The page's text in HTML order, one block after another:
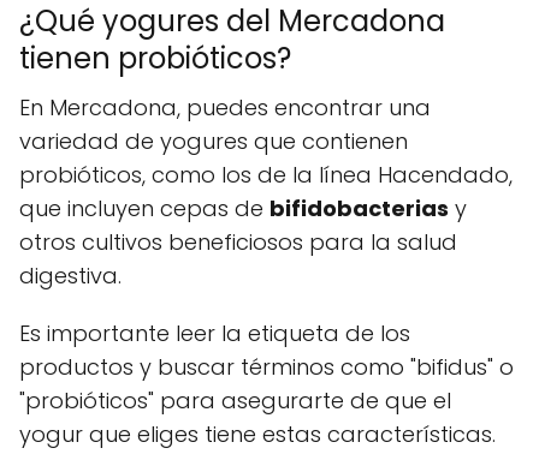
¿Qué yogures del Mercadona
tienen probióticos?
En Mercadona, puedes encontrar una
variedad de yogures que contienen
probióticos, como los de la línea Hacendado,
que incluyen cepas de bifidobacterias y
otros cultivos beneficiosos para la salud
digestiva.
Es importante leer la etiqueta de los
productos y buscar términos como "bifidus" o
"probióticos" para asegurarte de que el
yogur que eliges tiene estas características.